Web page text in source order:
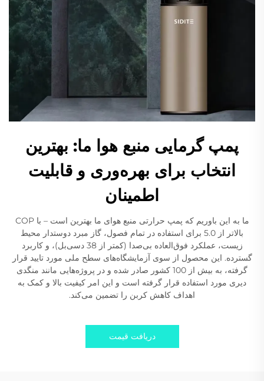
پمپ گرمایی منبع هوا ما: بهترین
انتخاب برای بهره‌وری و قابلیت
اطمینان
ما به این باوریم که پمپ حرارتی منبع هوای ما بهترین است – با COP
بالاتر از 5.0 برای استفاده در تمام فصول، گاز مبرد دوستدار محیط
زیست، عملکرد فوق‌العاده بی‌صدا (کمتر از 38 دسی‌بل)، و کاربرد
گسترده. این محصول از سوی آزمایشگاه‌های سطح ملی مورد تایید قرار
گرفته، به بیش از 100 کشور صادر شده و در پروژه‌هایی مانند منگدی
دیری مورد استفاده قرار گرفته است و این امر کیفیت بالا و کمک به
اهداف کاهش کربن را تضمین می‌کند.
دریافت قیمت